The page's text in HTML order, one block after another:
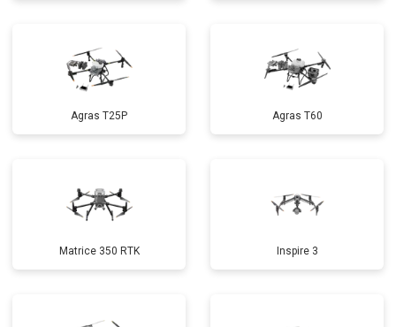
Agras T25P Agras T60
Matrice 350 RTK Inspire 3